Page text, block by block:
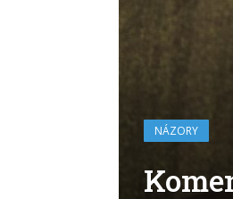
NÁZORY